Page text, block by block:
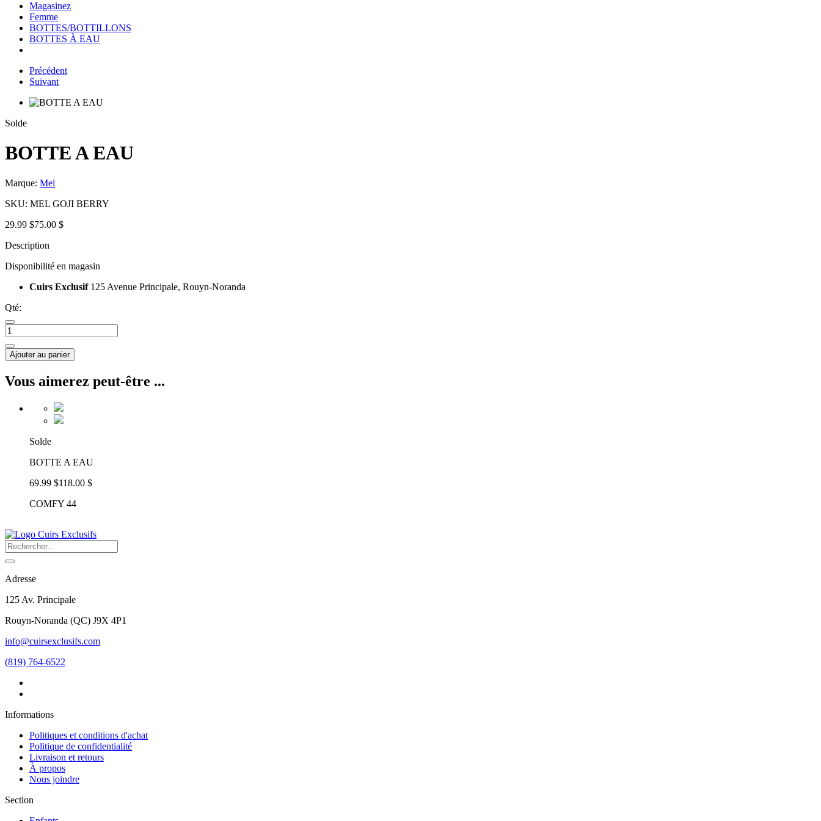
Magasinez
Femme
BOTTES/BOTTILLONS
BOTTES À EAU
Précédent
Suivant
Solde
BOTTE A EAU
Marque: Mel
SKU: MEL GOJI BERRY
29.99 $75.00 $
Description
Disponibilité en magasin
Cuirs Exclusif 125 Avenue Principale, Rouyn-Noranda
Qté:
Ajouter au panier
Vous aimerez peut-être ...
Solde
BOTTE A EAU
69.99 $118.00 $
COMFY 44
Adresse
125 Av. Principale
Rouyn-Noranda (QC) J9X 4P1
info@cuirsexclusifs.com
(819) 764-6522
Informations
Politiques et conditions d'achat
Politique de confidentialité
Livraison et retours
À propos
Nous joindre
Section